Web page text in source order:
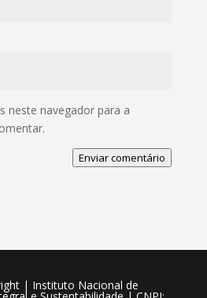
neste navegador para a
Enviar comentário
| Instituto Nacional de